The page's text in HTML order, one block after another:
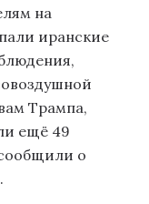
на
иранские
Трампа,
ещё 49
о